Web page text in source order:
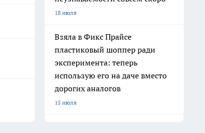
18 июля
Взяла в Фикс Прайсе
пластиковый шоппер ради
эксперимента: теперь
использую его на даче вместо
дорогих аналогов
15 июля